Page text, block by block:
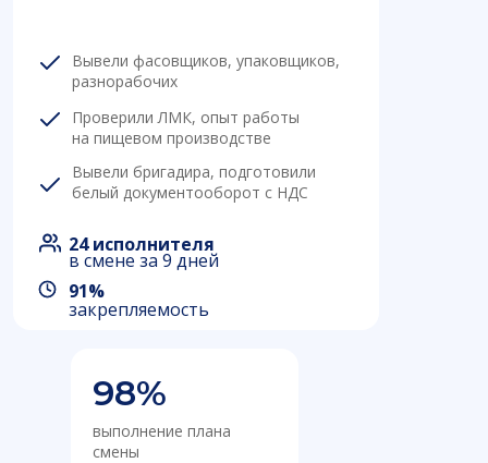
Вывели фасовщиков, упаковщиков,
разнорабочих
Проверили ЛМК, опыт работы
на пищевом производстве
Вывели бригадира, подготовили
белый документооборот с НДС
98%
выполнение плана
смены
24 исполнителя
91%
закрепляемость
в смене за 9 дней